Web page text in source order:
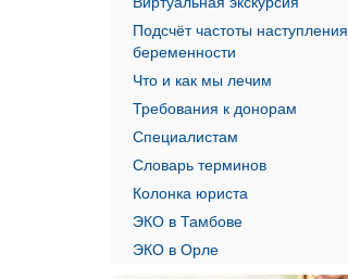
Профилактика невынашивания
беременности
Ведение многоплодной
беременности
Обменные карты
КТГ плода при беременности
(кардиотокография)
Ведение беременности
Подсчёт частоты наступления
беременности
Что и как мы лечим
Требования к донорам
Специалистам
Словарь терминов
Колонка юриста
ЭКО в Тамбове
ЭКО в Орле